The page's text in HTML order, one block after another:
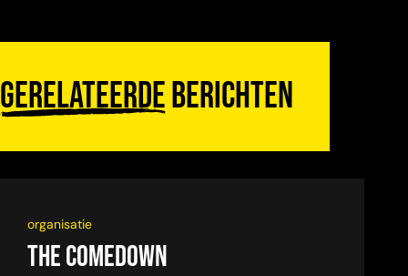
Gerelateerdeberichten
organisatie
The Comedown